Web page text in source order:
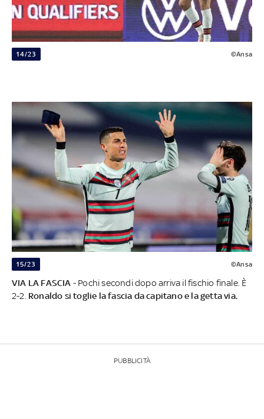
14/23 ©Ansa
15/23 ©Ansa
VIA LA FASCIA - Pochi secondi dopo arriva il fischio finale. È
2-2. Ronaldo si toglie la fascia da capitano e la getta via.
PUBBLICITÀ